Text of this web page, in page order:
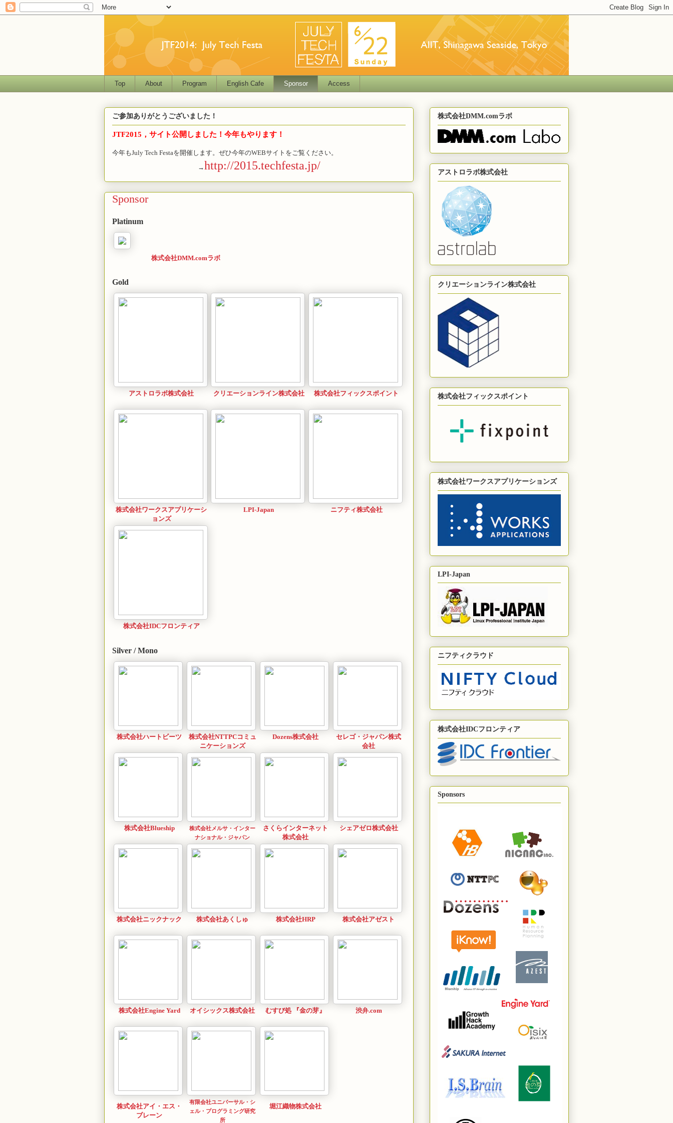
Top About Program English Cafe Sponsor Access
ご参加ありがとうございました！
JTF2015，サイト公開しました！今年もやります！
今年もJuly Tech Festaを開催します。ぜひ今年のWEBサイトをご覧ください。
→http://2015.techfesta.jp/
Sponsor
Platinum
株式会社DMM.comラボ
Gold
アストロラボ株式会社 クリエーションライン株式会社 株式会社フィックスポイント
株式会社ワークスアプリケーシ
ョンズ
LPI-Japan ニフティ株式会社
株式会社IDCフロンティア
Silver / Mono
株式会社ハートビーツ
株式会社NTTPCコミュ
ニケーションズ
Dozens株式会社
セレゴ・ジャパン株式
会社
株式会社Blueship
株式会社メルサ・インター
ナショナル・ジャパン
さくらインターネット
株式会社
シェアゼロ株式会社
株式会社ニックナック 株式会社あくしゅ 株式会社HRP 株式会社アゼスト
株式会社Engine Yard オイシックス株式会社 むすび処 『金の芽』 渋弁.com
株式会社アイ・エス・
ブレーン
有限会社ユニバーサル・シ
ェル・プログラミング研究
所
堀江織物株式会社
株式会社DMM.comラボ
アストロラボ株式会社
クリエーションライン株式会社
株式会社フィックスポイント
株式会社ワークスアプリケーションズ
LPI-Japan
ニフティクラウド
株式会社IDCフロンティア
Sponsors